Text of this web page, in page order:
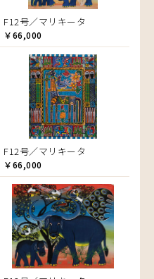
F12号／マリキータ
￥66,000
F12号／マリキータ
￥66,000